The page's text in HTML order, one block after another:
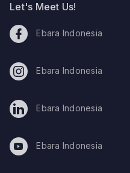
Let's Meet Us!
Ebara Indonesia
Ebara Indonesia
Ebara Indonesia
Ebara Indonesia